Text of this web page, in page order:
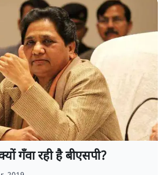
गँवा रही है बीएसपी?